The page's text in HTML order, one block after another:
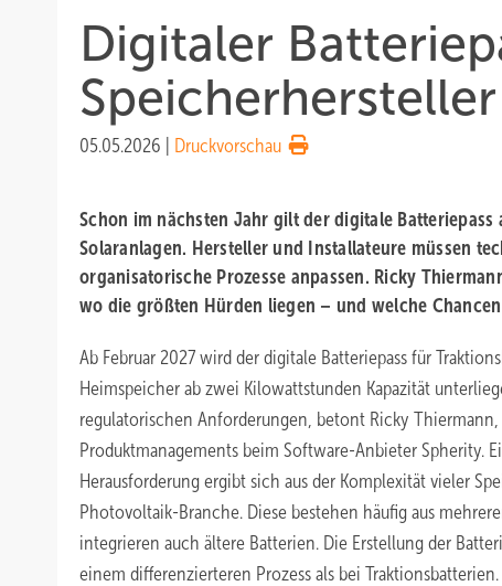
Digitaler
05.05.2026 Druckvorschau
Schon im nächsten Jahr gilt der digitale Batteriepass
Solaranlagen. Hersteller und Installateure müssen
organisatorische Prozesse anpassen. Ricky
wo die größten Hürden liegen – und welche
Ab Februar 2027 wird der digitale Batteriepass für
Heimspeicher ab zwei Kilowattstunden Kapazität
regulatorischen Anforderungen, betont Ricky Thiermann,
Produktmanagements beim Software-Anbieter Spherity.
Herausforderung ergibt sich aus der Komplexität vieler
Photovoltaik-Branche. Diese bestehen häufig aus
integrieren auch ältere Batterien. Die Erstellung der
einem differenzierteren Prozess als bei Traktionsbatterien.